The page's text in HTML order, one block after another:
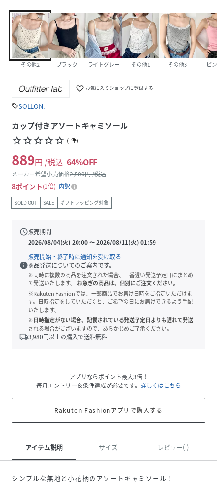
その他2 ブラック ライトグレー その他1 その他3 ピ
favorite_border お気に入りショップに登録する
sellSOLLON.
カップ付きアソートキャミソール
star_borderstar_borderstar_borderstar_borderstar_border (-件)
889円 /税込 64%OFF
メーカー希望小売価格2,500円 /税込
8ポイント 1倍 内訳
SOLD OUT SALE ギフトラッピング対象
schedule販売期間
2026/08/04(火) 20:00〜2026/08/11(火) 01:59
販売開始・終了時に通知を受け取る
info商品発送についてのご案内です。
※同時に複数の商品を注文された場合、一番遅い発送予定日にまとめ
て発送いたします。
お急ぎの商品は、個別にご注文ください。
※Rakuten Fashionでは、一部商品でお届け日時をご指定いただけま
す。日時指定をしていただくと、ご希望の日にお届けできるよう手配
いたします。
※日時指定がない場合、記載されている発送予定日よりも遅れて発送
される場合がございますので、あらかじめご了承ください。
local_shipping3,980円以上の購入で送料無料
アプリならポイント最大3倍！
毎月エントリー＆条件達成が必要です。 詳しくはこちら
Rakuten Fashionアプリで購入する
アイテム説明 サイズ レビュー(-)
シンプルな無地と小花柄のアソートキャミソール！